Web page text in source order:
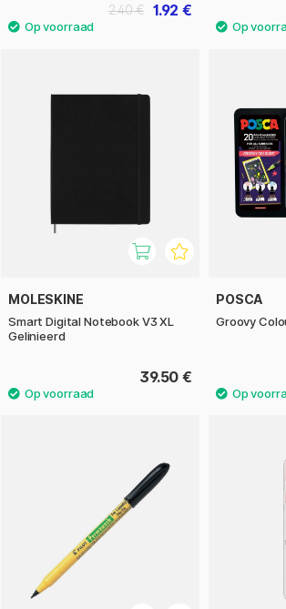
1.92 €
2.40 €
MOLESKINE
Smart Digital Notebook V3 XL
Gelinieerd
39.50 €
POSCA
Groovy